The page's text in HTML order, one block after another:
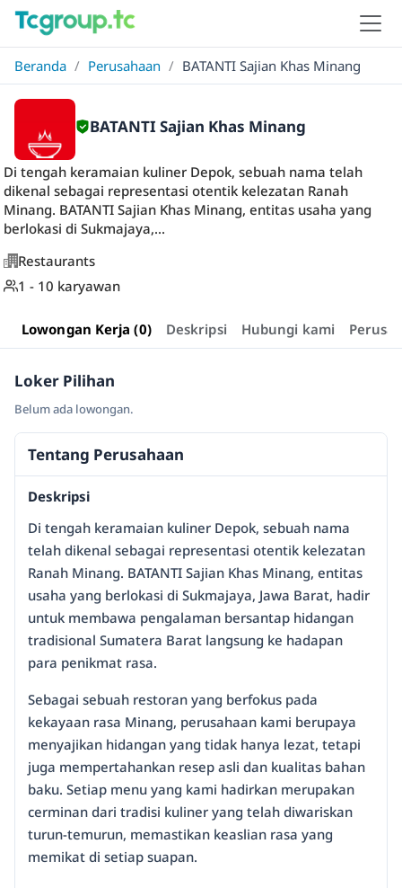
Beranda / Perusahaan / BATANTI Sajian Khas Minang
BATANTI Sajian Khas Minang
Di tengah keramaian kuliner Depok, sebuah nama telah
dikenal sebagai representasi otentik kelezatan Ranah
Minang. BATANTI Sajian Khas Minang, entitas usaha yang
berlokasi di Sukmajaya,...
Restaurants
1 - 10 karyawan
Lowongan Kerja (0) Deskripsi Hubungi kami
Loker Pilihan
Belum ada lowongan.
Tentang Perusahaan
Deskripsi
Di tengah keramaian kuliner Depok, sebuah nama
telah dikenal sebagai representasi otentik kelezatan
Ranah Minang. BATANTI Sajian Khas Minang, entitas
usaha yang berlokasi di Sukmajaya, Jawa Barat, hadir
untuk membawa pengalaman bersantap hidangan
tradisional Sumatera Barat langsung ke hadapan
para penikmat rasa.
Sebagai sebuah restoran yang berfokus pada
kekayaan rasa Minang, perusahaan kami berupaya
menyajikan hidangan yang tidak hanya lezat, tetapi
juga mempertahankan resep asli dan kualitas bahan
baku. Setiap menu yang kami hadirkan merupakan
cerminan dari tradisi kuliner yang telah diwariskan
turun-temurun, memastikan keaslian rasa yang
memikat di setiap suapan.